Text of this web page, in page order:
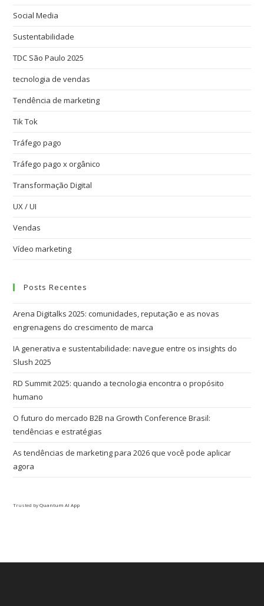
Social Media
Sustentabilidade
TDC São Paulo 2025
tecnologia de vendas
Tendência de marketing
Tik Tok
Tráfego pago
Tráfego pago x orgânico
Transformação Digital
UX / UI
Vendas
Vídeo marketing
Posts Recentes
Arena Digitalks 2025: comunidades, reputação e as novas
engrenagens do crescimento de marca
IA generativa e sustentabilidade: navegue entre os insights do
Slush 2025
RD Summit 2025: quando a tecnologia encontra o propósito
humano
O futuro do mercado B2B na Growth Conference Brasil:
tendências e estratégias
As tendências de marketing para 2026 que você pode aplicar
agora
Trusted byQuantum AI App